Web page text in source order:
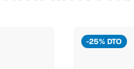
-25% DTO